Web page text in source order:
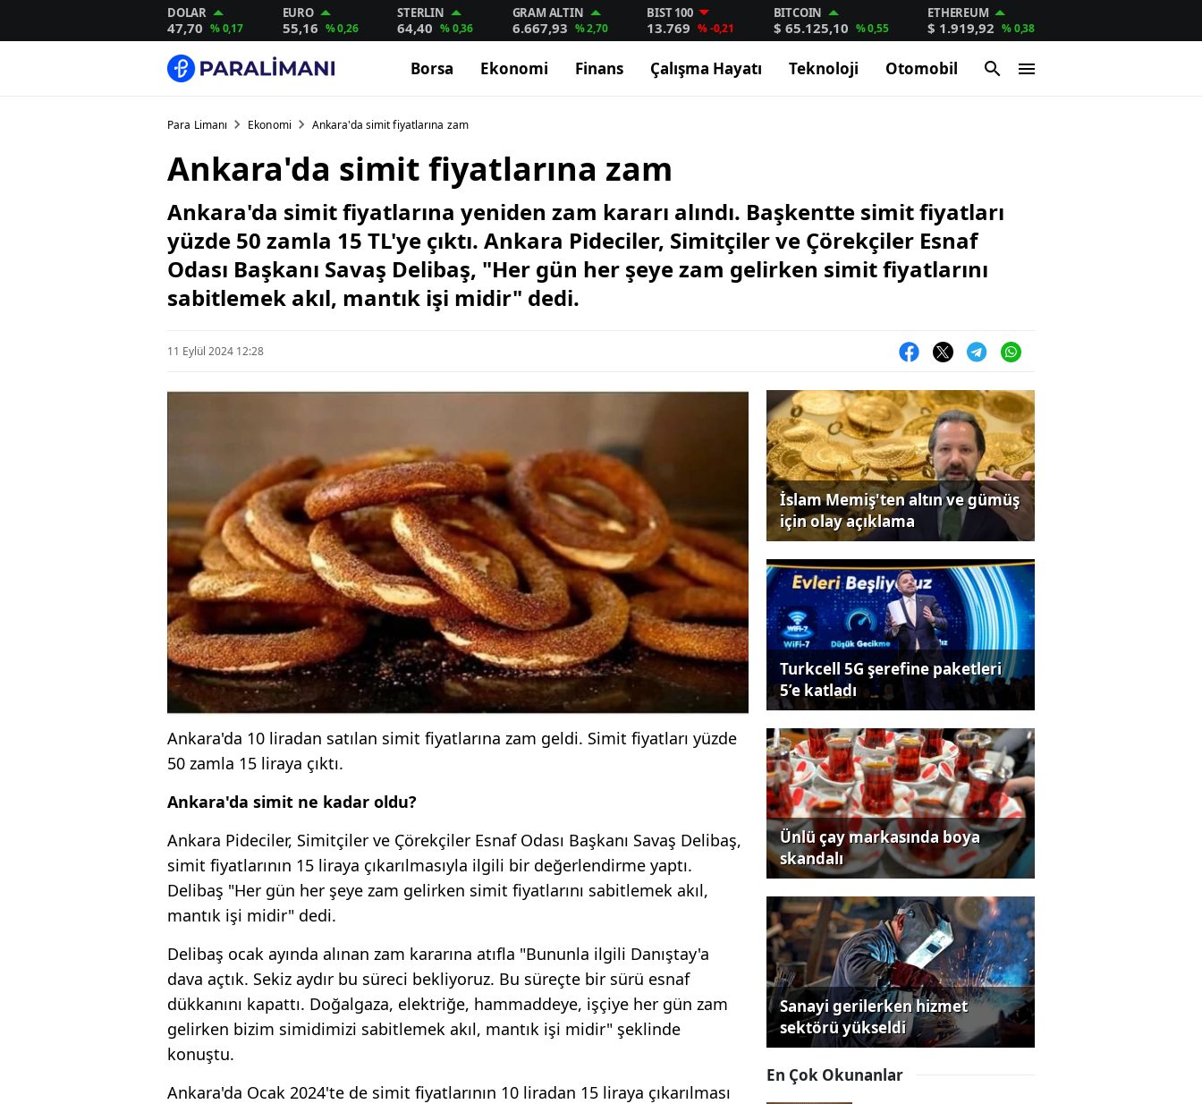
DOLAR
47,70 % 0,17
EURO
55,16 % 0,26
STERLIN
64,40 % 0,36
GRAM ALTIN
6.667,93 % 2,70
BIST 100
13.769 % -0,21
BITCOIN
$ 65.125,10 % 0,55
ETHEREUM
$ 1.919,92 % 0,38
Borsa Ekonomi Finans Çalışma Hayatı Teknoloji Otomobil
Para Limanı Ekonomi Ankara'da simit fiyatlarına zam
Ankara'da simit fiyatlarına zam
Ankara'da simit fiyatlarına yeniden zam kararı alındı. Başkentte simit fiyatları
yüzde 50 zamla 15 TL'ye çıktı. Ankara Pideciler, Simitçiler ve Çörekçiler Esnaf
Odası Başkanı Savaş Delibaş, "Her gün her şeye zam gelirken simit fiyatlarını
sabitlemek akıl, mantık işi midir" dedi.
11 Eylül 2024 12:28
Ankara'da 10 liradan satılan simit fiyatlarına zam geldi. Simit fiyatları yüzde
50 zamla 15 liraya çıktı.
Ankara'da simit ne kadar oldu?
Ankara Pideciler, Simitçiler ve Çörekçiler Esnaf Odası Başkanı Savaş Delibaş,
simit fiyatlarının 15 liraya çıkarılmasıyla ilgili bir değerlendirme yaptı.
Delibaş "Her gün her şeye zam gelirken simit fiyatlarını sabitlemek akıl,
mantık işi midir" dedi.
Delibaş ocak ayında alınan zam kararına atıfla "Bununla ilgili Danıştay'a
dava açtık. Sekiz aydır bu süreci bekliyoruz. Bu süreçte bir sürü esnaf
dükkanını kapattı. Doğalgaza, elektriğe, hammaddeye, işçiye her gün zam
gelirken bizim simidimizi sabitlemek akıl, mantık işi midir" şeklinde
konuştu.
Ankara'da Ocak 2024'te de simit fiyatlarının 10 liradan 15 liraya çıkarılması
İslam Memiş'ten altın ve gümüş
için olay açıklama
Turkcell 5G şerefine paketleri
5’e katladı
Ünlü çay markasında boya
skandalı
Sanayi gerilerken hizmet
sektörü yükseldi
En Çok Okunanlar